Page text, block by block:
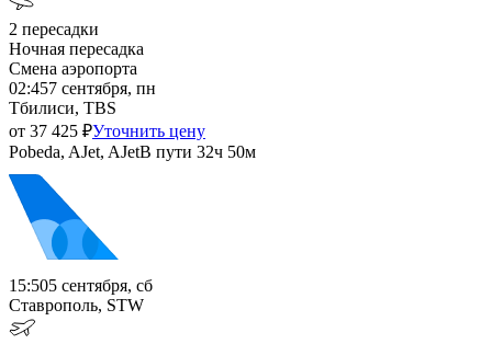
2 пересадки
Ночная пересадка
Смена аэропорта
02:457 сентября, пн
Тбилиси, TBS
от 37 425 ₽Уточнить цену
Pobeda, AJet, AJetВ пути 32ч 50м
15:505 сентября, сб
Ставрополь, STW